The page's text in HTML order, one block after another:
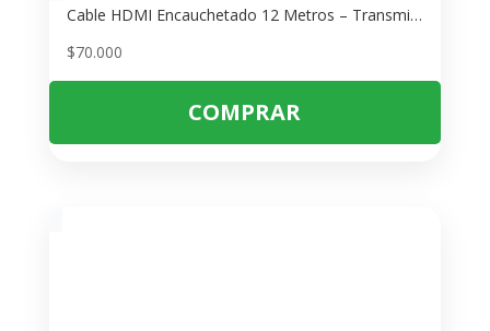
Cable HDMI Encauchetado 12 Metros – Transmisión Full HD 1080p Estable
$70.000
COMPRAR